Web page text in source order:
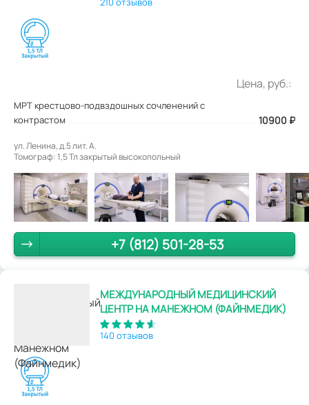
Цена, руб.:
МРТ крестцово-подвздошных сочленений с
контрастом
10900 ₽
ул. Ленина, д.5 лит. А.
Томограф: 1,5 Тл закрытый высокопольный
+7 (812) 501-28-53
МЕЖДУНАРОДНЫЙ МЕДИЦИНСКИЙ
ЦЕНТР НА МАНЕЖНОМ (ФАЙНМЕДИК)
140 отзывов